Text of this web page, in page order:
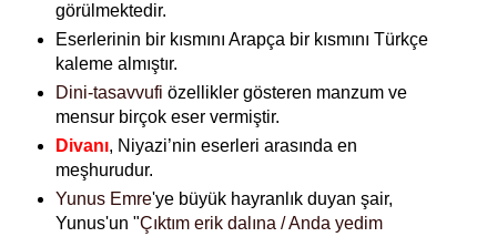
görülmektedir.
Eserlerinin bir kısmını Arapça bir kısmını Türkçe
kaleme almıştır.
Dini-tasavvufi özellikler gösteren manzum ve
mensur birçok eser vermiştir.
Divanı, Niyazi’nin eserleri arasında en
meşhurudur.
Yunus Emre'ye büyük hayranlık duyan şair,
Yunus'un "Çıktım erik dalına / Anda yedim